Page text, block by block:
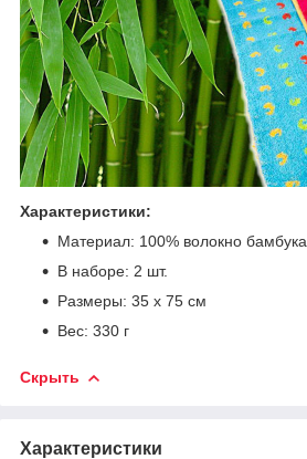
Характеристики:
Материал: 100% волокно бамбука
В наборе: 2 шт.
Размеры: 35 х 75 см
Вес: 330 г
Скрыть
Характеристики